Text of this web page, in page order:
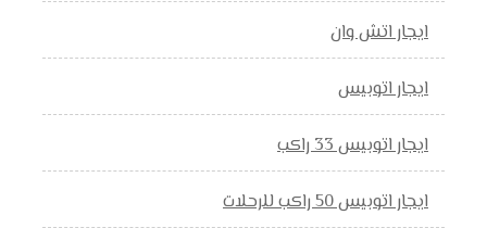
ايجار اتش وان
ايجار اتوبيس
ايجار اتوبيس 33 راكب
ايجار اتوبيس 50 راكب للرحلات